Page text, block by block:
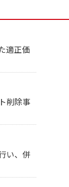
適正価
削除事
い、併